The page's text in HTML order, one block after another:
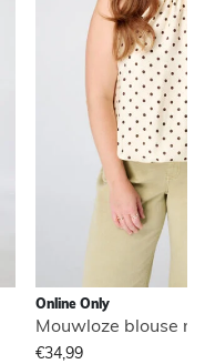
Online Only
Mouwloze blouse
€34,99